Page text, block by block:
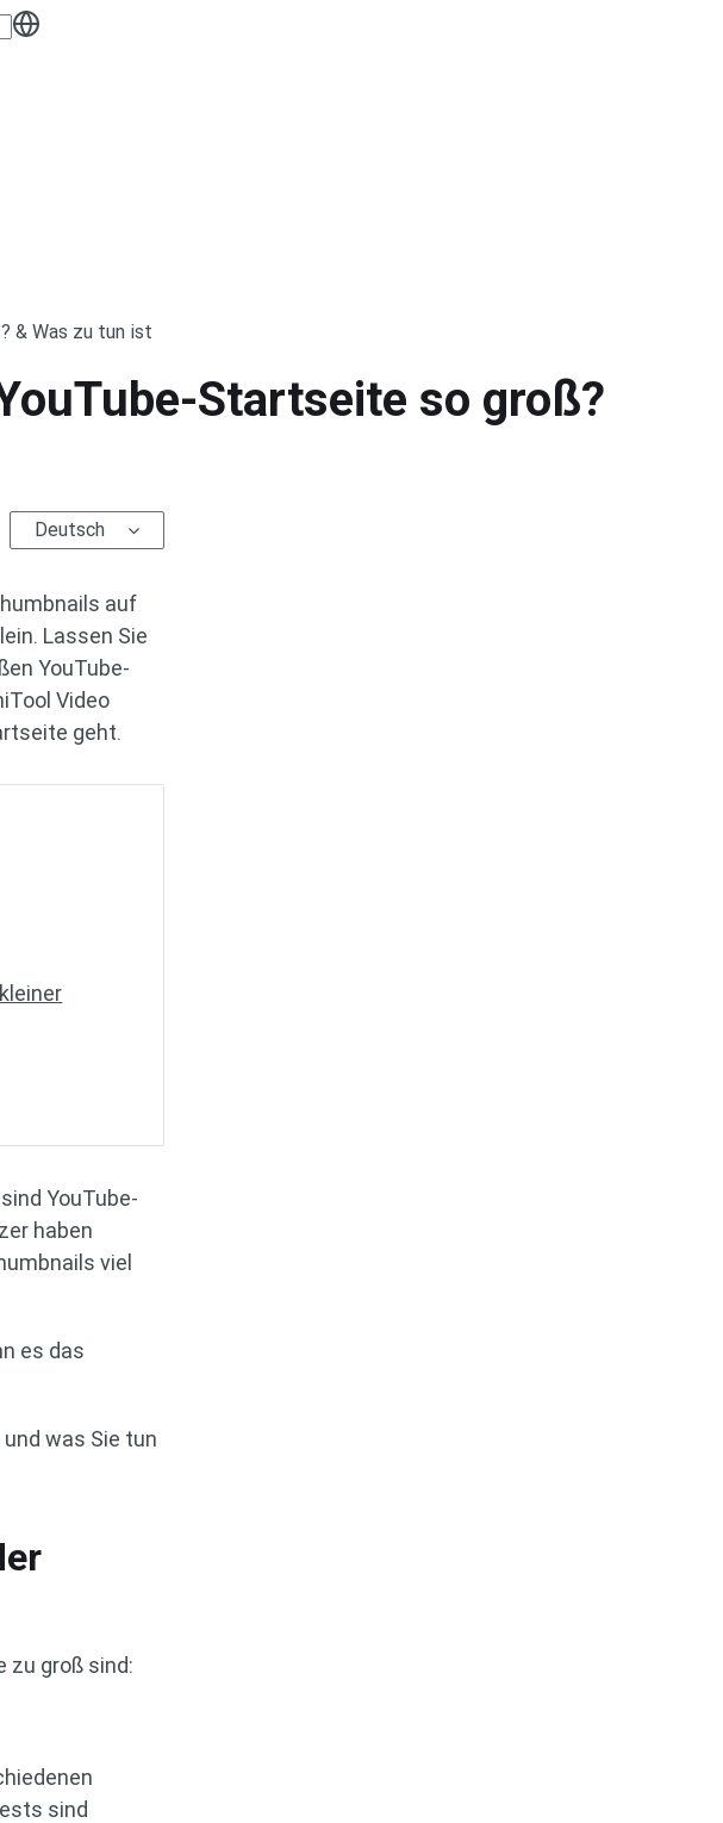
& Was zu tun ist
Startseite so groß?
Deutsch
auf
Lassen Sie
YouTube-
Video
geht.
YouTube-
haben
viel
es das
was Sie tun
zu groß sind:
sind